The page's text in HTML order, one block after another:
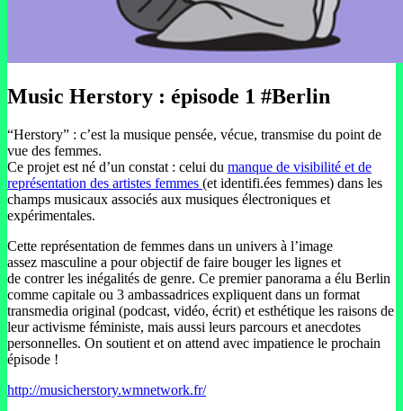
Music Herstory : épisode 1 #Berlin
“Herstory” : c’est la musique pensée, vécue, transmise du point de
vue des femmes.
Ce projet est né d’un constat : celui du manque de visibilité et de
représentation des artistes femmes (et identifi.ées femmes) dans les
champs musicaux associés aux musiques électroniques et
expérimentales.
Cette représentation de femmes dans un univers à l’image
assez masculine a pour objectif de faire bouger les lignes et
de contrer les inégalités de genre. Ce premier panorama a élu Berlin
comme capitale ou 3 ambassadrices expliquent dans un format
transmedia original (podcast, vidéo, écrit) et esthétique les raisons de
leur activisme féministe, mais aussi leurs parcours et anecdotes
personnelles. On soutient et on attend avec impatience le prochain
épisode !
http://musicherstory.wmnetwork.fr/